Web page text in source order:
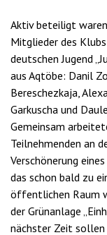
Aktiv beteiligt
Mitglieder des
deutschen Jugend
aus Aqtöbe: Danil
Bereschezkaja,
Garkuscha und
Gemeinsam
Teilnehmenden an
Verschönerung eines
das schon bald zu
öffentlichen Raum
der Grünanlage
nächster Zeit